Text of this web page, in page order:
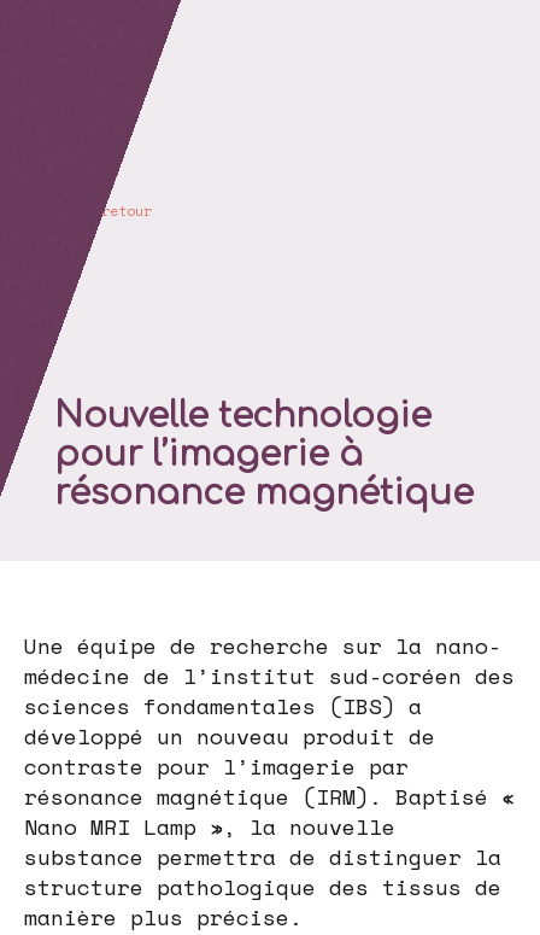
retour
Nouvelle technologie
pour l’imagerie à
résonance magnétique
Une équipe de recherche sur la nano-
médecine de l’institut sud-coréen des
sciences fondamentales (IBS) a
développé un nouveau produit de
contraste pour l’imagerie par
résonance magnétique (IRM). Baptisé «
Nano MRI Lamp », la nouvelle
substance permettra de distinguer la
structure pathologique des tissus de
manière plus précise.